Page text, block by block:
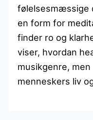
følelsesmæssige
en form for
finder ro og
viser, hvordan
musikgenre,
menneskers liv